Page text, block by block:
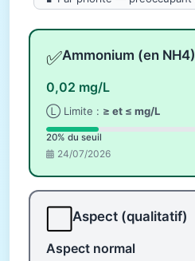
✅Ammonium (en NH4)
0,02 mg/L
Ⓛ Limite : ≥ et ≤ mg/L
20% du seuil
24/07/2026
Aspect (qualitatif)
Aspect normal